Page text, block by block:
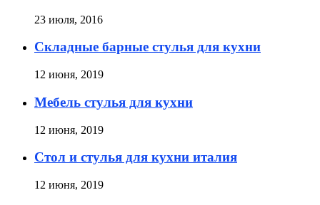
23 июля, 2016
Складные барные стулья для кухни
12 июня, 2019
Мебель стулья для кухни
12 июня, 2019
Стол и стулья для кухни италия
12 июня, 2019